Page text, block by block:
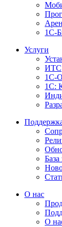
1С-
Услуги
ИТС
1С-
1С:
О нас
О